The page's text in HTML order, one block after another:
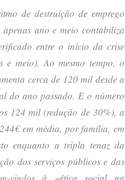
de destruição de emprego
ano e meio contabiliza
entre o início da crise
meio). Ao mesmo tempo, o
cerca de 120 mil desde a
do ano passado. E o número
124 mil (redução de 30%), a
em média, por família, em
enquanto a tripla tenaz da
dos serviços públicos e das